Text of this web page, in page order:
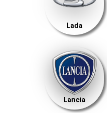
Lada
Lancia